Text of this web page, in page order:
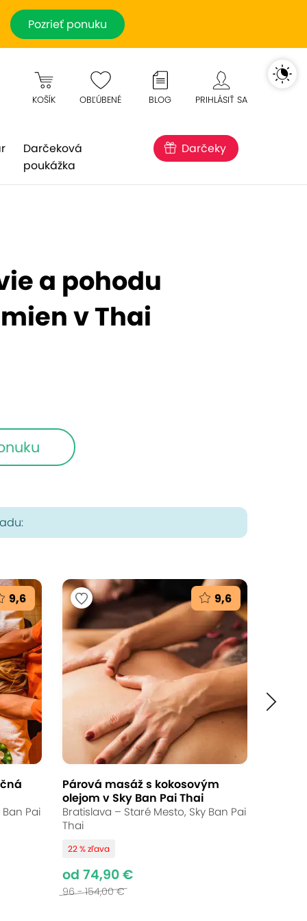
Pozrieť ponuku
KOŠÍK OBĽÚBENÉ BLOG PRIHLÁSIŤ SA
Darčeková
poukážka
Darčeky
a pohodu
v Thai
9,6
Pai
9,6
Párová masáž s kokosovým
olejom v Sky Ban Pai Thai
Bratislava – Staré Mesto, Sky Ban Pai
Thai
22 % zľava
od 74,90 €
96 - 154,00 €